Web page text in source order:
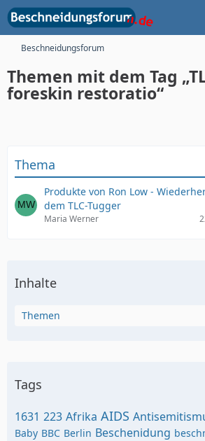
Beschneidungsforum
Themen mit dem Tag
foreskin restoratio“
Thema
Produkte von Ron Low -
dem TLC-Tugger
Maria Werner
Inhalte
Themen
Tags
1631 223 Afrika AIDS
Baby BBC Berlin Beschenidung